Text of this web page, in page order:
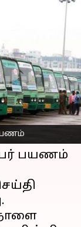
8.73
pm
பயணம்